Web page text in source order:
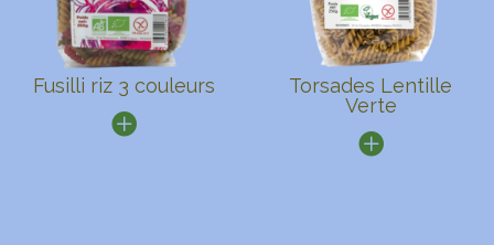
Fusilli riz 3 couleurs
Torsades Lentille
Verte